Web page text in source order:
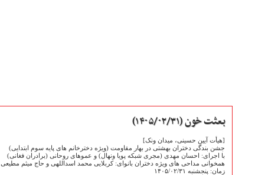
بعثت خون (۱۴۰۵/۰۲/۳۱)
[هیأت آیین حسینی، میدان ونک]
جشن بندگی دختران بهشتی در بهار مقاومت (ویژه دخترخانم های پایه سوم ابتدایی)
با اجرای: احسان مهدی (مجری شبکه پویا ونهال) و عموهای روحانی (برادران فغانی)
همخوانی مداحی های ویژه دختران بانوای: کربلایی محمد اسداللهی و حاج میثم مطیعی
زمان: پنجشنبه ۱۴۰۵/۰۲/۳۱